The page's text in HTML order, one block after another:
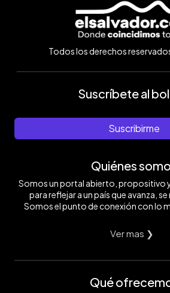
Todos los derechos
Suscríbete al
Suscribirme
Quiénes
Somos un portal abierto, propositivo
para reflejar a un país que avanza, se
Somos el punto de conexión con lo
Ver mas ❯
Qué